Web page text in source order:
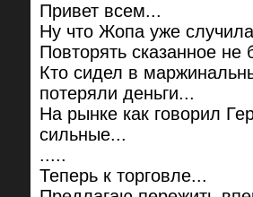
Привет всем...
Ну что Жопа уже
Повторять сказанное не
Кто сидел в
потеряли деньги...
На рынке как говорил
сильные...
.....
Теперь к торговле...